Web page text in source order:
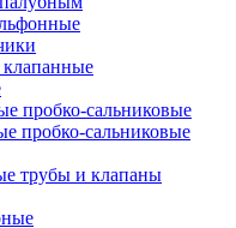
пробко-сальниковые
пробко-сальниковые
трубы и клапаны